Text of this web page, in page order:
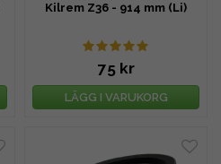
Kilrem Z36 - 914 mm (Li)
75 kr
LÄGG I VARUKORG